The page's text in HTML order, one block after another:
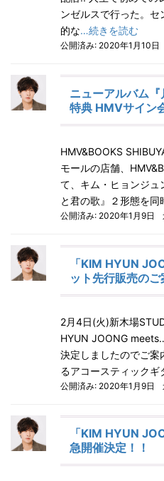
ンゼルスで行った。
的な…続きを読む
公開済み: 2020年1月10日
ニューアルバム
特典 HMVサイン
HMV&BOOKS
モールの店舗、
て、キム・ヒョンジュ
と君の歌』２形態を同
公開済み: 2020年1月9日
「KIM HYUN
ット先行販売のご
2月4日(火)新木場
HYUN JOONG
決定しましたのでご案
るアコースティックギ
公開済み: 2020年1月9日
「KIM HYUN
急開催決定！！